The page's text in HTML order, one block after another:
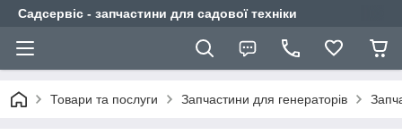
Садсервіс - запчастини для садової техніки
Товари та послуги Запчастини для генераторів